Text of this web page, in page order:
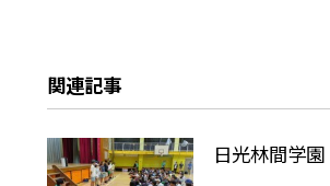
関連記事
日光林間学園